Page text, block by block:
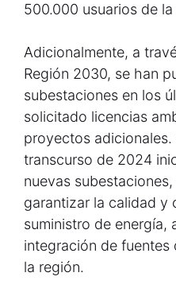
500.000 usuarios de la
Adicionalmente, a
Región 2030, se han
subestaciones en los
solicitado licencias
proyectos adicionales.
transcurso de 2024
nuevas
garantizar la calidad y
suministro de energía,
integración de fuentes
la región.